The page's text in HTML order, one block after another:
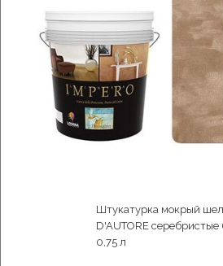
Штукатурка мокрый
D'AUTORE серебристые
0,75 л